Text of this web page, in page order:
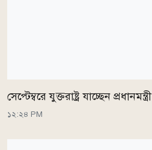
সেপ্টেম্বরে যুক্তরাষ্ট্র যাচ্ছেন প্রধানমন্ত্রী
১২:২৪ PM